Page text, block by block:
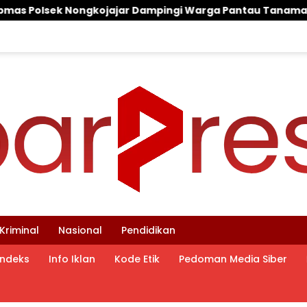
Warga Pantau Tanaman Tomat Dukung Program
Kriminal Nasional Pendidikan
Info Iklan Kode Etik Pedoman Media Siber